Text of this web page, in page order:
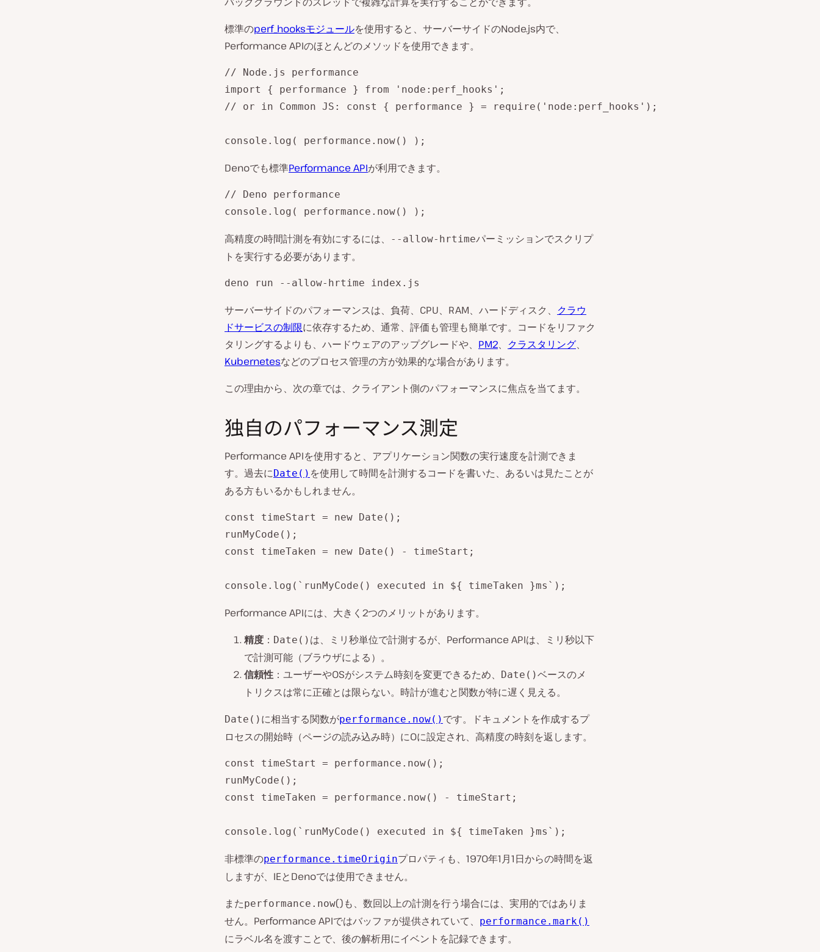
標準のperf_hooksモジュールを使用すると、サーバーサイドのNode.js内で、
Performance APIのほとんどのメソッドを使用できます。
// Node.js performance
import { performance } from 'node:perf_hooks';
// or in Common JS: const { performance } = require('node:perf_hooks');
console.log( performance.now() );
Denoでも標準Performance APIが利用できます。
// Deno performance
console.log( performance.now() );
高精度の時間計測を有効にするには、 --allow-hrtimeパーミッションでスクリプ
トを実行する必要があります。
deno run --allow-hrtime index.js
サーバーサイドのパフォーマンスは、負荷、CPU、RAM、ハードディスク、 クラウ
ドサービスの制限に依存するため、通常、評価も管理も簡単です。コードをリファク
タリングするよりも、ハードウェアのアップグレードや、 PM2、 クラスタリング、
Kubernetesなどのプロセス管理の方が効果的な場合があります。
この理由から、次の章では、クライアント側のパフォーマンスに焦点を当てます。
独自のパフォーマンス測定
Performance APIを使用すると、アプリケーション関数の実行速度を計測できま
す。過去にDate() を使用して時間を計測するコードを書いた、あるいは見たことが
ある方もいるかもしれません。
const timeStart = new Date();
runMyCode();
const timeTaken = new Date() - timeStart;
console.log(`runMyCode() executed in ${ timeTaken }ms`);
Performance APIには、大きく2つのメリットがあります。
精度 ： Date() は、ミリ秒単位で計測するが、Performance APIは、ミリ秒以下
で計測可能（ブラウザによる）。
信頼性 ：ユーザーやOSがシステム時刻を変更できるため、 Date()ベースのメ
トリクスは常に正確とは限らない。時計が進むと関数が特に遅く見える。
Date() に相当する関数がperformance.now() です。ドキュメントを作成するプ
ロセスの開始時（ページの読み込み時）に0に設定され、高精度の時刻を返します。
const timeStart = performance.now();
runMyCode();
const timeTaken = performance.now() - timeStart;
console.log(`runMyCode() executed in ${ timeTaken }ms`);
非標準のperformance.timeOriginプロパティも、1970年1月1日からの時間を返
しますが、IEとDenoでは使用できません。
またperformance.now()も、数回以上の計測を行う場合には、実用的ではありま
せん。Performance APIではバッファが提供されていて、
performance.mark()
にラベル名を渡すことで、後の解析用にイベントを記録できます。